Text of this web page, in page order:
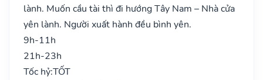
lành. Muốn cầu tài thì đi hướng Tây Nam – Nhà cửa
yên lành. Người xuất hành đều bình yên.
9h-11h
21h-23h
Tốc hỷ:TỐT